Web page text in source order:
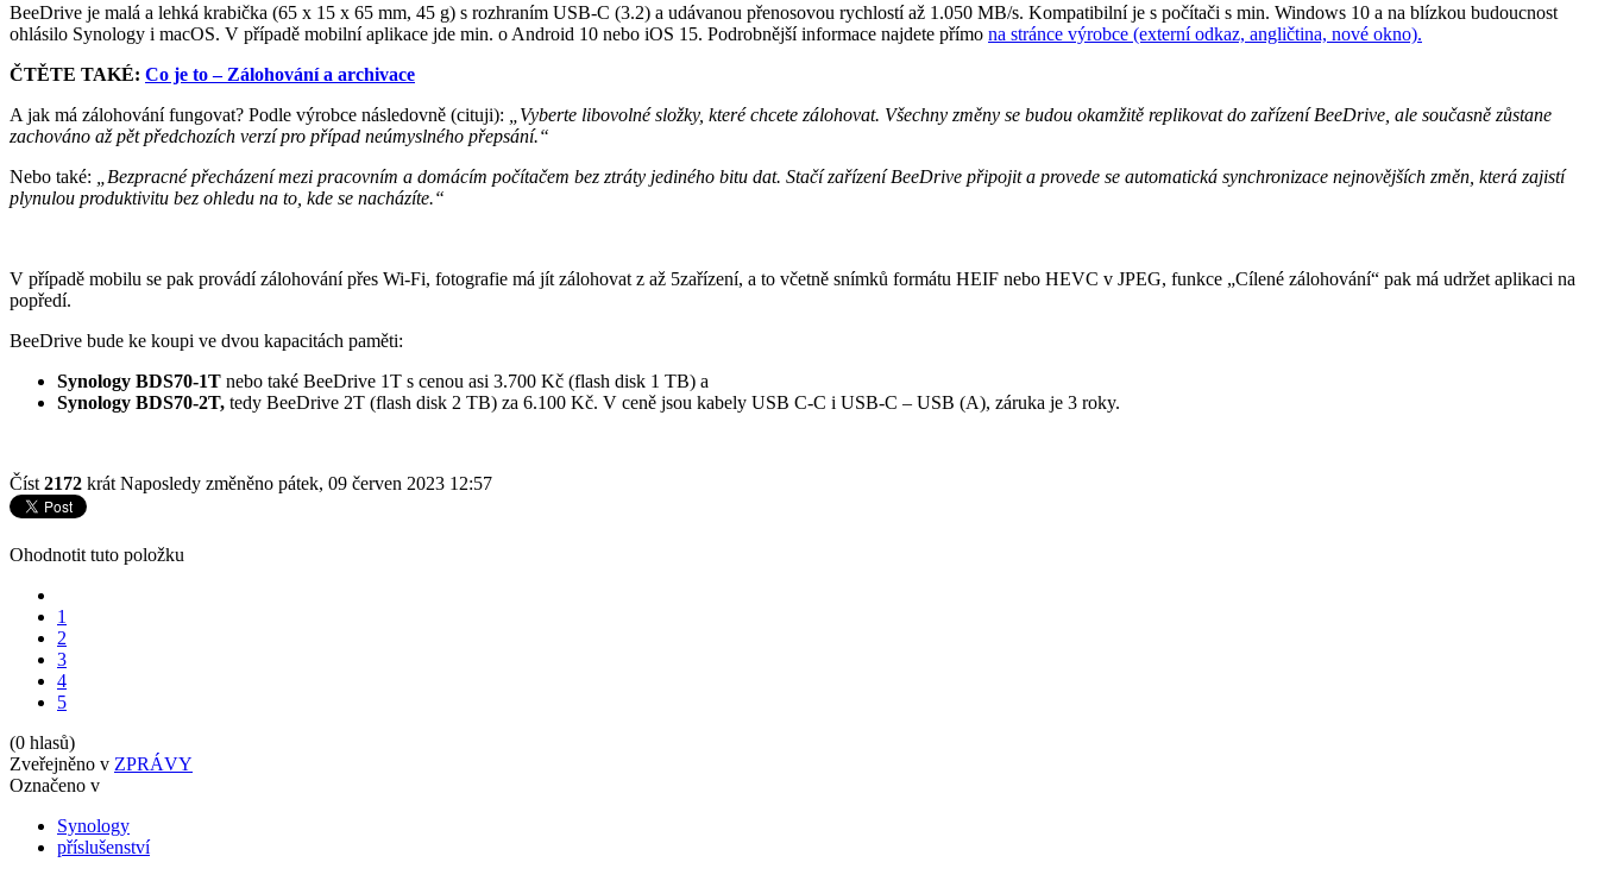
BeeDrive je malá a lehká krabička (65 x 15 x 65 mm, 45 g) s rozhraním USB-C (3.2) a udávanou přenosovou rychlostí až 1.050 MB/s. Kompatibilní je s počítači s min. Windows 10 a na blízkou budoucnost
ohlásilo Synology i macOS. V případě mobilní aplikace jde min. o Android 10 nebo iOS 15. Podrobnější informace najdete přímo na stránce výrobce (externí odkaz, angličtina, nové okno).
ČTĚTE TAKÉ: Co je to – Zálohování a archivace
A jak má zálohování fungovat? Podle výrobce následovně (cituji):
„Vyberte libovolné složky, které chcete zálohovat. Všechny změny se budou okamžitě replikovat do zařízení BeeDrive, ale současně zůstane
zachováno až pět předchozích verzí pro případ neúmyslného přepsání.“
Nebo také:
„Bezpracné přecházení mezi pracovním a domácím počítačem bez ztráty jediného bitu dat. Stačí zařízení BeeDrive připojit a provede se automatická synchronizace nejnovějších změn, která zajistí
plynulou produktivitu bez ohledu na to, kde se nacházíte.“
V případě mobilu se pak provádí zálohování přes Wi-Fi, fotografie má jít zálohovat z až 5zařízení, a to včetně snímků formátu HEIF nebo HEVC v JPEG, funkce „Cílené zálohování“ pak má udržet aplikaci na
popředí.
BeeDrive bude ke koupi ve dvou kapacitách paměti:
Synology BDS70-1T nebo také BeeDrive 1T s cenou asi 3.700 Kč (flash disk 1 TB) a
Synology BDS70-2T, tedy BeeDrive 2T (flash disk 2 TB) za 6.100 Kč. V ceně jsou kabely USB C-C i USB-C – USB (A), záruka je 3 roky.
Číst 2172 krát Naposledy změněno pátek, 09 červen 2023 12:57
Ohodnotit tuto položku
1
2
3
4
5
(0 hlasů)
Zveřejněno v ZPRÁVY
Označeno v
Synology
příslušenství